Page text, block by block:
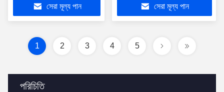
পরিচিতি
সেরা মূল্য পান সেরা মূল্য পান
1 2 3 4 5